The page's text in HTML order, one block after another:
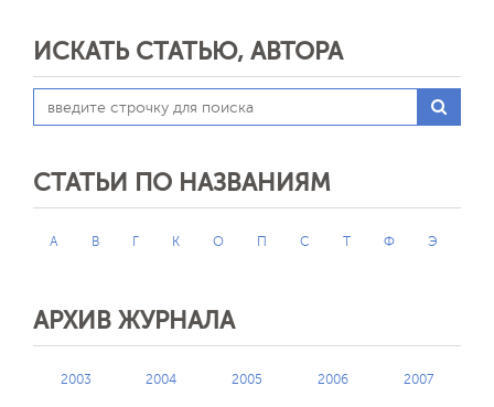
ИСКАТЬ СТАТЬЮ, АВТОРА
СТАТЬИ ПО НАЗВАНИЯМ
А В Г К О П С Т Ф Э
АРХИВ ЖУРНАЛА
2003 2004 2005 2006 2007